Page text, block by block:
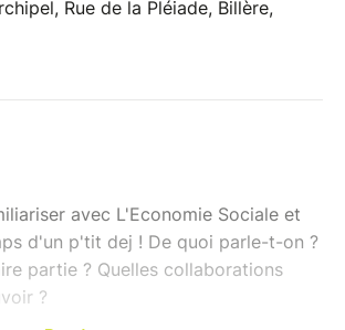
Rue de la Pléiade, Billère,
avec L'Economie Sociale et
d'un p'tit dej ! De quoi parle-t-on ?
partie ? Quelles collaborations
?